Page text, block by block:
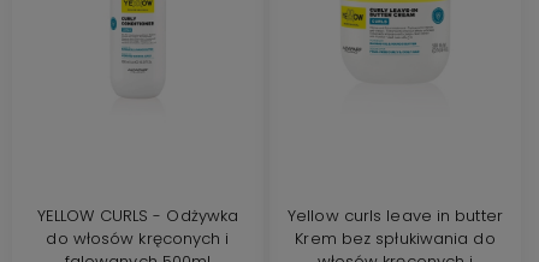
YELLOW CURLS - Odżywka
do włosów kręconych i
Yellow curls leave in butter
Krem bez spłukiwania do